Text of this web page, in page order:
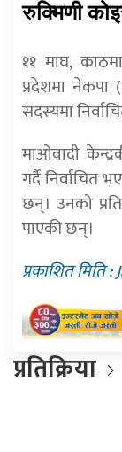
रुक्मिणी
११ माघ,
प्रदेशमा नेकपा
सदस्यमा
माओवादी
गर्दै निर्वाचित
छन्। उनको
पाएकी छन्।
प्रकाशित मिति
प्रतिक्रिया